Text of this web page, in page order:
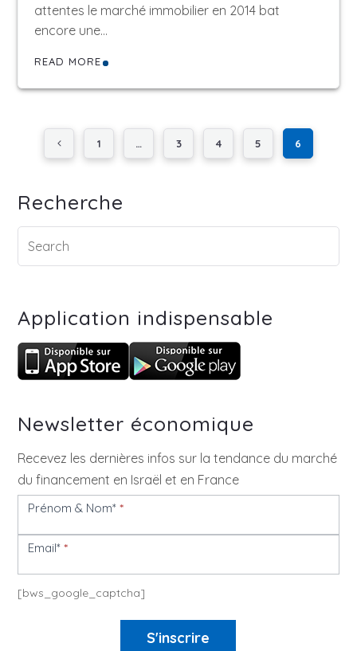
attentes le marché immobilier en 2014 bat
encore une…
READ MORE
1 … 3 4 5 6
Recherche
Application indispensable
Newsletter économique
Recevez les dernières infos sur la tendance du marché
du financement en Israël et en France
Newsletter
Prénom & Nom**
Email**
[bws_google_captcha]
S'inscrire